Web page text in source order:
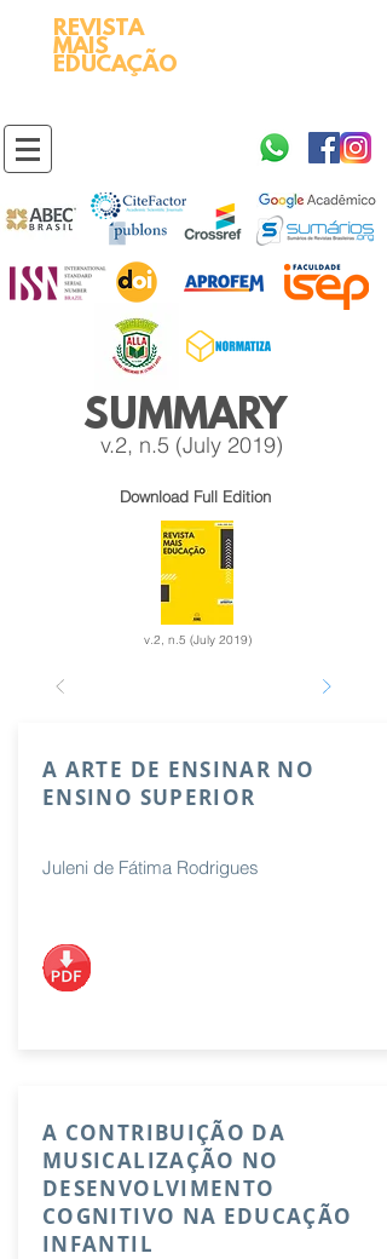
REVISTA
MAIS
EDUCAÇÃO
v.2, n.5 (July 2019)
SUMMARY
Download Full Edition
v.2, n.5 (July 2019)
A ARTE DE ENSINAR NO
ENSINO SUPERIOR
Juleni de Fátima Rodrigues
A CONTRIBUIÇÃO DA
MUSICALIZAÇÃO NO
DESENVOLVIMENTO
COGNITIVO NA EDUCAÇÃO
INFANTIL